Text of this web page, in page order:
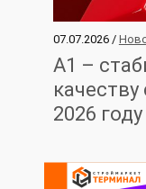
07.07.2026 /
А1 –
2026